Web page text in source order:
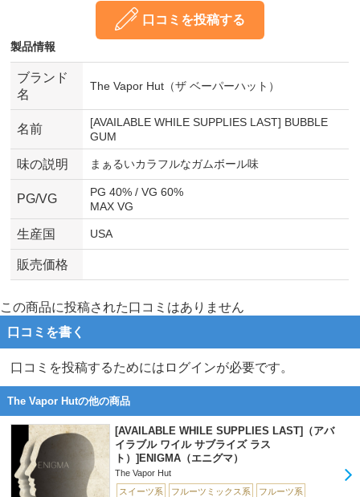
口コミを投稿する
製品情報
ブランド
名
The Vapor Hut（ザ ベーパーハット）
名前
[AVAILABLE WHILE SUPPLIES LAST] BUBBLE
GUM
味の説明 まぁるいカラフルなガムボール味
PG/VG
PG 40% / VG 60%
MAX VG
生産国 USA
販売価格
この商品に投稿された口コミはありません
口コミを書く
口コミを投稿するためにはログインが必要です。
The Vapor Hutの他の商品
[AVAILABLE WHILE SUPPLIES LAST]（アバ
イラブル ワイル サブライズ ラス
ト）]ENIGMA（エニグマ）
The Vapor Hut
スイーツ系
フルーツミックス系 フルーツ系